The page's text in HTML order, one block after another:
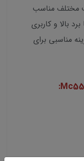
مختلف مناسب
بالا و کاربری
مناسبی برای